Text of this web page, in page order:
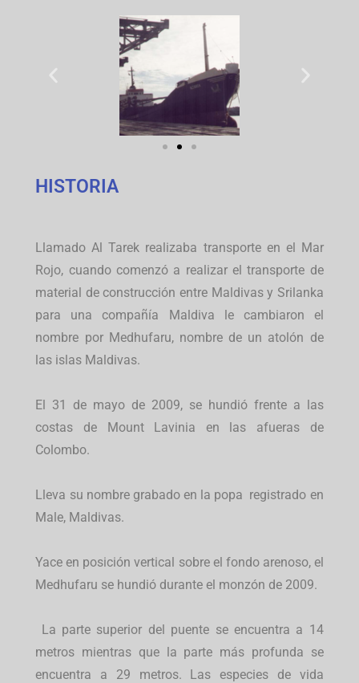
HISTORIA
Llamado Al Tarek realizaba transporte en el Mar
Rojo, cuando comenzó a realizar el transporte de
material de construcción entre Maldivas y Srilanka
para una compañía Maldiva le cambiaron el
nombre por Medhufaru, nombre de un atolón de
las islas Maldivas.
El 31 de mayo de 2009, se hundió frente a las
costas de Mount Lavinia en las afueras de
Colombo.
Lleva su nombre grabado en la popa registrado en
Male, Maldivas.
Yace en posición vertical sobre el fondo arenoso, el
Medhufaru se hundió durante el monzón de 2009.
La parte superior del puente se encuentra a 14
metros mientras que la parte más profunda se
encuentra a 29 metros. Las especies de vida